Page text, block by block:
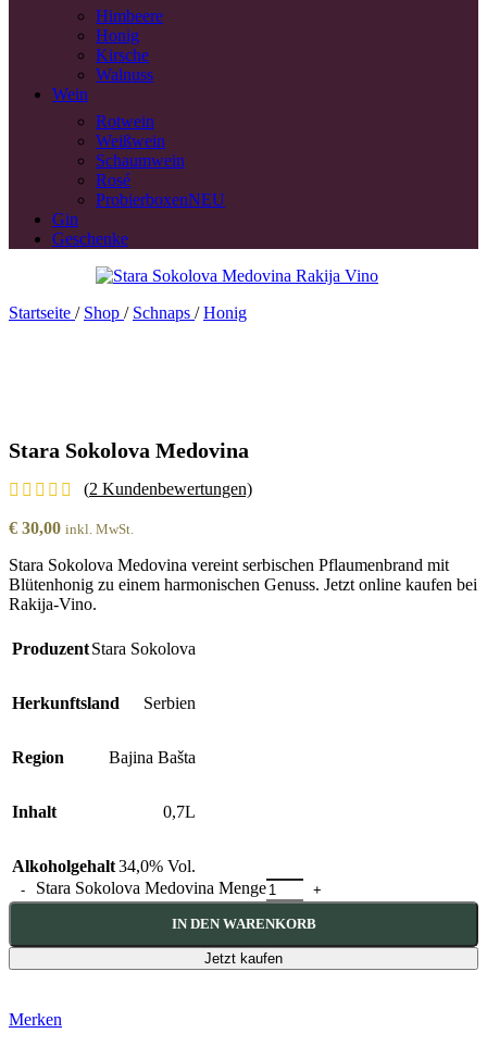
Himbeere
Honig
Kirsche
Walnuss
Wein
Rotwein
Weißwein
Schaumwein
Rosé
ProbierboxenNEU
Gin
Geschenke
Startseite / Shop / Schnaps / Honig
Stara Sokolova Medovina
(2 Kundenbewertungen)
€ 30,00 inkl. MwSt.
Stara Sokolova Medovina vereint serbischen Pflaumenbrand mit
Blütenhonig zu einem harmonischen Genuss. Jetzt online kaufen bei
Rakija-Vino.
ProduzentStara Sokolova
Herkunftsland Serbien
Region Bajina Bašta
Inhalt 0,7L
Alkoholgehalt34,0% Vol.
Stara Sokolova Medovina Menge
IN DEN WARENKORB
Jetzt kaufen
Merken